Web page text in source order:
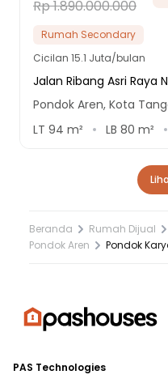
Rp 1.890.000.000
Rumah Secondary
Cicilan 15.1 Juta/bulan
Jalan Ribang Asri Raya
Pondok Aren, Kota
LT 94 m² LB 80 m²
Beranda Rumah Dijual
Pondok Aren
Pondok
PAS Technologies